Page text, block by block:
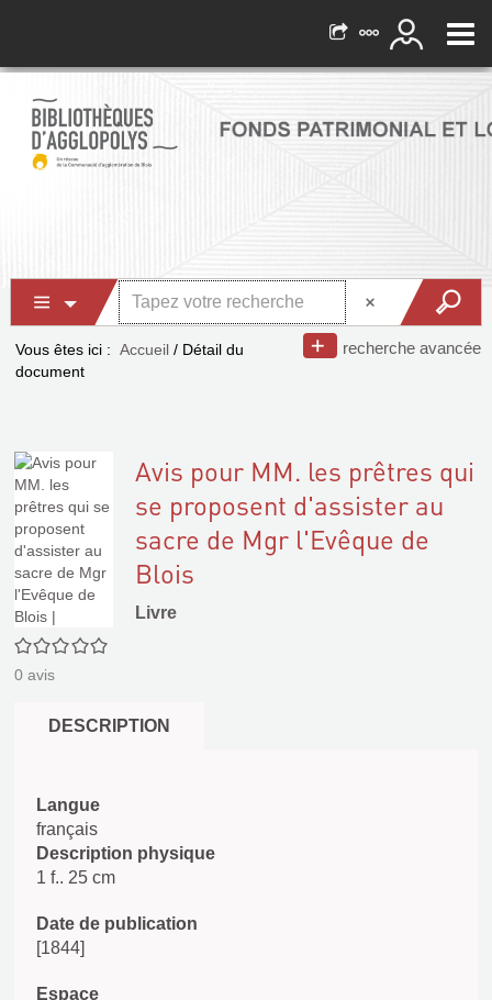
recherche avancée
Vous êtes ici : Accueil / Détail du
document
0/5
0 avis
Avis pour MM. les prêtres qui
se proposent d'assister au
sacre de Mgr l'Evêque de
Blois
Livre
DESCRIPTION
Langue
français
Description physique
1 f.. 25 cm
Date de publication
[1844]
Espace